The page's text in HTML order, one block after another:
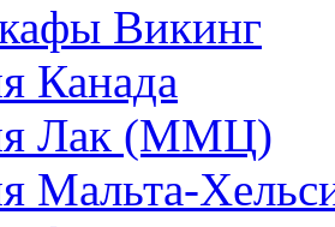
Викинг
Канада
Лак (ММЦ)
Мальта-